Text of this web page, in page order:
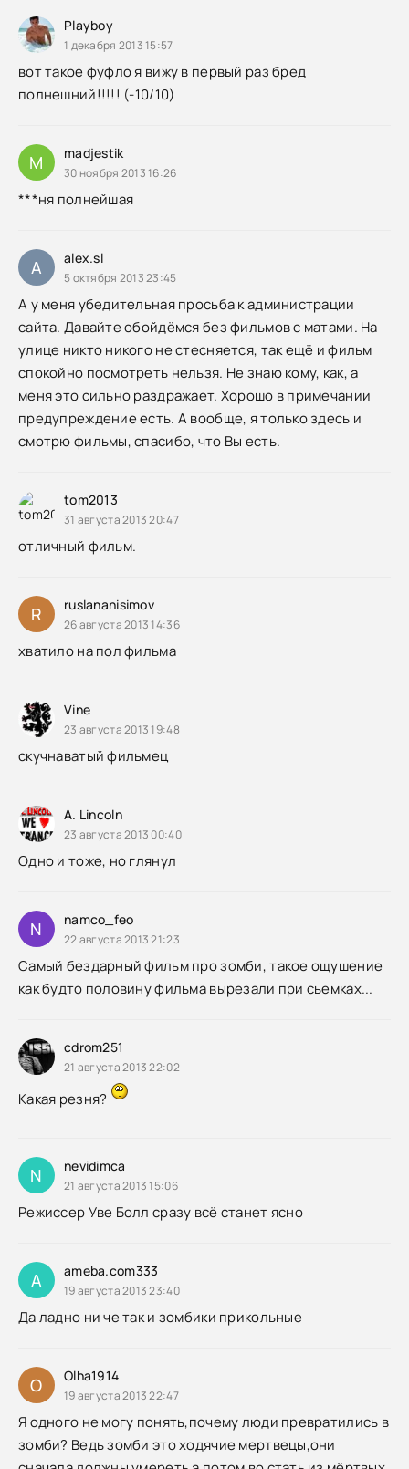
Playboy
1 декабря 2013 15:57
вот такое фуфло я вижу в первый раз бред
полнешний!!!!! (-10/10)
M madjestik
30 ноября 2013 16:26
***ня полнейшая
A alex.sl
5 октября 2013 23:45
А у меня убедительная просьба к администрации
сайта. Давайте обойдёмся без фильмов с матами. На
улице никто никого не стесняется, так ещё и фильм
спокойно посмотреть нельзя. Не знаю кому, как, а
меня это сильно раздражает. Хорошо в примечании
предупреждение есть. А вообще, я только здесь и
смотрю фильмы, спасибо, что Вы есть.
tom2013
31 августа 2013 20:47
отличный фильм.
R ruslananisimov
26 августа 2013 14:36
хватило на пол фильма
Vine
23 августа 2013 19:48
скучнаватый фильмец
A. Lincoln
23 августа 2013 00:40
Одно и тоже, но глянул
N namco_feo
22 августа 2013 21:23
Самый бездарный фильм про зомби, такое ощушение
как будто половину фильма вырезали при сьемках...
cdrom251
21 августа 2013 22:02
Какая резня?
N nevidimca
21 августа 2013 15:06
Режиссер Уве Болл сразу всё станет ясно
A ameba.com333
19 августа 2013 23:40
Да ладно ни че так и зомбики прикольные
O Olha1914
19 августа 2013 22:47
Я одного не могу понять,почему люди превратились в
зомби? Ведь зомби это ходячие мертвецы,они